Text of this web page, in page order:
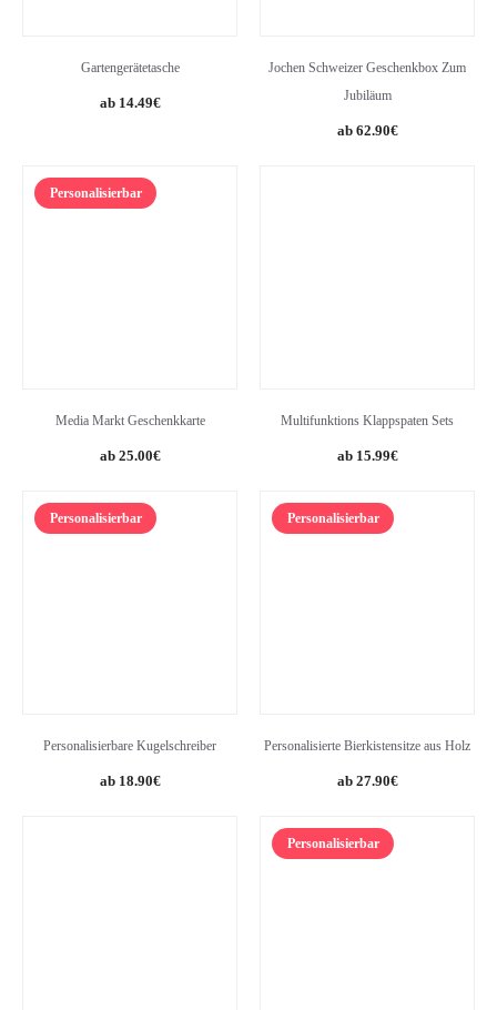
Gartengerätetasche
14.49€
Jochen Schweizer Geschenkbox Zum
Jubiläum
62.90€
Personalisierbar
Media Markt Geschenkkarte
25.00€
Multifunktions Klappspaten Sets
15.99€
Personalisierbar
Personalisierbare Kugelschreiber
18.90€
Personalisierbar
Personalisierte Bierkistensitze aus Holz
27.90€
Personalisierbar